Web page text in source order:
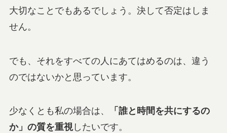
大切なことでもあるでしょう。決して否定はしま
せん。
でも、それをすべての人にあてはめるのは、違う
のではないかと思っています。
少なくとも私の場合は、
「誰と時間を共にするの
か」の質を重視したいです。